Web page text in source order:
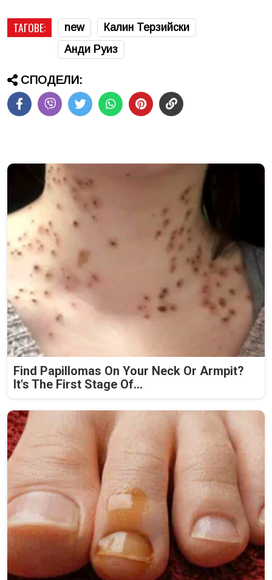
ТАГОВЕ: new
Калин Терзийски
Анди Руиз
СПОДЕЛИ:
Find Papillomas On Your Neck Or Armpit?
It's The First Stage Of...